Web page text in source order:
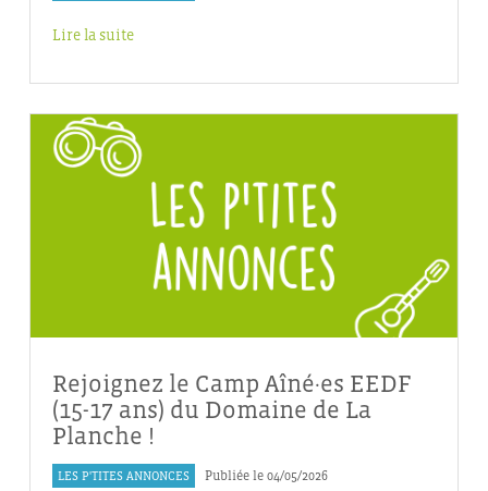
Lire la suite
Rejoignez le Camp Aîné·es EEDF
(15-17 ans) du Domaine de La
Planche !
LES P'TITES ANNONCES Publiée le 04/05/2026